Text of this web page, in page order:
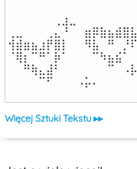
⠀⠀⠀⠀⠀⠀⢀⣰⣀⠀⠀⠀⠀⠀⠀⠀⠀
⢀⣀⠀⠀⠀⢀⣄⠘⠀⠀⣶⡿⣷⣦⣾⣿⣧
⢺⣾⣶⣦⣰⡟⣿⡇⠀⠀⠻⣧⠀⠛⠀⡘⠏
⠈⢿⡆⠉⠛⠁⡷⠁⠀⠀⠀⠉⠳⣦⣮⠁⠀
⠀⠀⠛⢷⣄⣼⠃⠀⠀⠀⠀⠀⠀⠉⠀⠠⡧
⠀⠀⠀⠀⠉⠋⠀⠀⠀⠠⡥⠄⠀⠀⠀⠀⠀
Więcej Sztuki Tekstu ▸▸